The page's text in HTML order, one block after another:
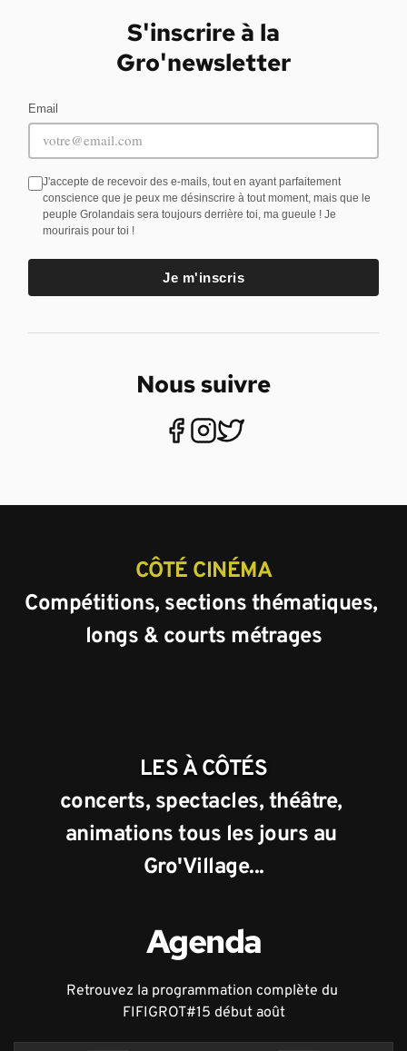
S'inscrire à la
Gro'newsletter
Email
J'accepte de recevoir des e-mails, tout en ayant parfaitement
conscience que je peux me désinscrire à tout moment, mais que le
peuple Grolandais sera toujours derrière toi, ma gueule ! Je
mourirais pour toi !
Je m'inscris
Nous suivre
CÔTÉ CINÉMA
Compétitions, sections thématiques,
longs & courts métrages
LES À CÔTÉS
concerts, spectacles, théâtre,
animations tous les jours au
Gro'Village...
Agenda
Retrouvez la programmation complète du
FIFIGROT#15 début août